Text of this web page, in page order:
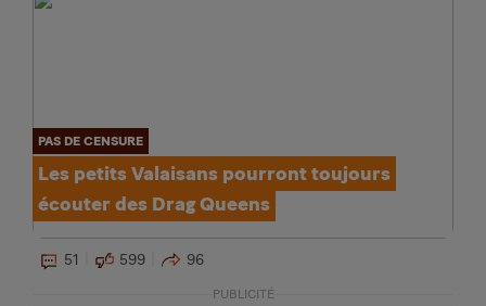
PAS DE CENSURE
Les petits Valaisans pourront toujours
écouter des Drag Queens
51 599 96
PUBLICITÉ